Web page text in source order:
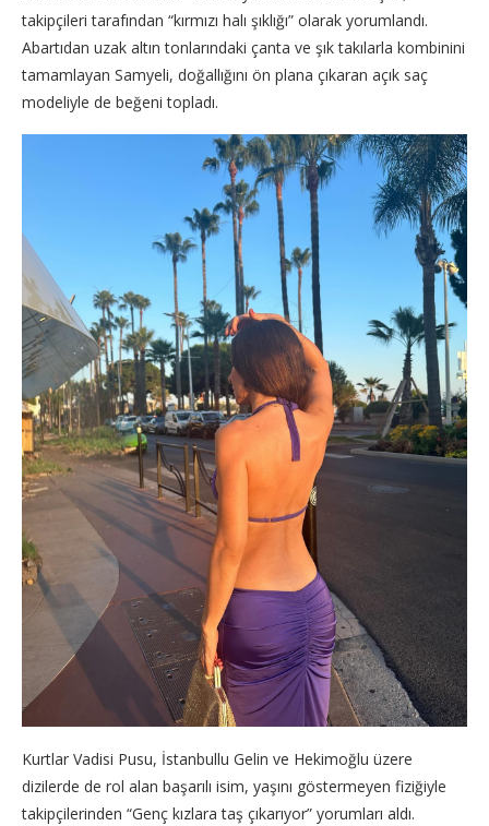
takipçileri tarafından “kırmızı halı şıklığı” olarak yorumlandı.
Abartıdan uzak altın tonlarındaki çanta ve şık takılarla kombinini
tamamlayan Samyeli, doğallığını ön plana çıkaran açık saç
modeliyle de beğeni topladı.
Kurtlar Vadisi Pusu, İstanbullu Gelin ve Hekimoğlu üzere
dizilerde de rol alan başarılı isim, yaşını göstermeyen fiziğiyle
takipçilerinden “Genç kızlara taş çıkarıyor” yorumları aldı.